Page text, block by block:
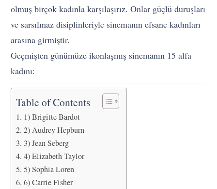
olmuş birçok kadınla karşılaşırız. Onlar güçlü duruşları
ve sarsılmaz disiplinleriyle sinemanın efsane kadınları
arasına girmiştir.
Geçmişten günümüze ikonlaşmış sinemanın 15 alfa
kadını:
Table of Contents
1) Brigitte Bardot
2) Audrey Hepburn
3) Jean Seberg
4) Elizabeth Taylor
5) Sophia Loren
6) Carrie Fisher